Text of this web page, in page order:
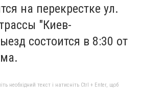
на перекрестке ул.
"Киев-
состоится в 8:30 от
необхідний текст і натисніть Ctrl + Enter, щоб